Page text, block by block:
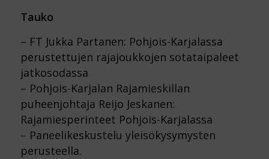
Tauko
– FT Jukka Partanen: Pohjois-Karjalassa
perustettujen rajajoukkojen sotataipaleet
jatkosodassa
– Pohjois-Karjalan Rajamieskillan
puheenjohtaja Reijo Jeskanen:
Rajamiesperinteet Pohjois-Karjalassa
– Paneelikeskustelu yleisökysymysten
perusteella.